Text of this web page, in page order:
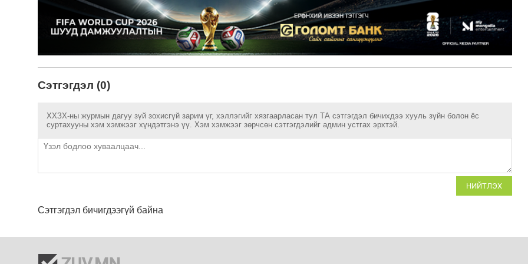
Сэтгэгдэл (0)
ХХЗХ-ны журмын дагуу зүй зохисгүй зарим үг, хэллэгийг хязгаарласан тул ТА сэтгэгдэл бичихдээ хууль зүйн болон ёс
суртахууны хэм хэмжээг хүндэтгэнэ үү. Хэм хэмжээг зөрчсөн сэтгэгдэлийг админ устгах эрхтэй.
НИЙТЛЭХ
Сэтгэгдэл бичигдээгүй байна